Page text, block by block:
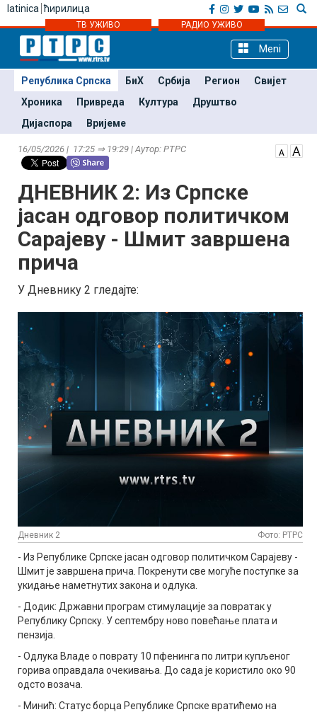
latinica ћирилица
ТВ УЖИВО РАДИО УЖИВО
Meni
Република Српска БиХ Србија Регион
Свијет
Хроника
Привреда Култура
Друштво
Дијаспора
Вријеме
16/05/2026 | 17:25 ⇒ 19:29 | Аутор: РТРС
ДНЕВНИК 2: Из Српске
јасан одговор политичком
Сарајеву - Шмит завршена
прича
У Дневнику 2 гледајте:
Дневник 2 Фото: РТРС
- Из Републике Српске јасан одговор политичком Сарајеву -
Шмит је завршена прича. Покренути све могуће поступке за
укидање наметнутих закона и одлука.
- Додик: Државни програм стимулације за повратак у
Републику Српску. У септембру ново повећање плата и
пензија.
- Одлука Владе о поврату 10 пфенинга по литри купљеног
горива оправдала очекивања. До сада је користило око 90
одсто возача.
- Минић: Статус борца Републике Српске вратићемо на